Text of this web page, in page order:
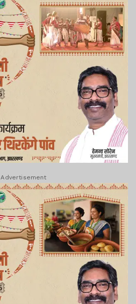
Advertisement